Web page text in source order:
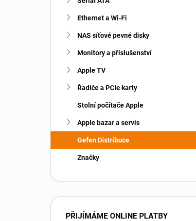
Ethernet a Wi-Fi
NAS síťové pevné disky
Monitory a příslušenství
Apple TV
Řadiče a PCIe karty
Stolní počítače Apple
Apple bazar a servis
Gefen Distribuce
Značky
PŘIJÍMÁME ONLINE PLATBY